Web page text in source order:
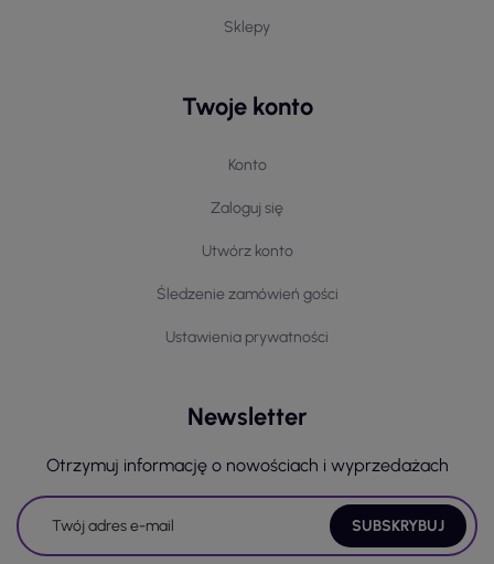
Sklepy
Twoje konto
Konto
Zaloguj się
Utwórz konto
Śledzenie zamówień gości
Ustawienia prywatności
Newsletter
Otrzymuj informację o nowościach i wyprzedażach